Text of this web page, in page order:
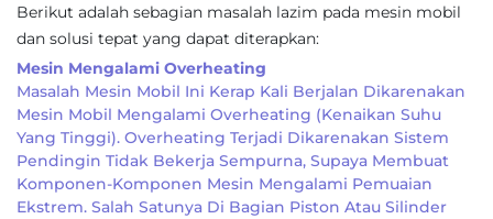
Berikut adalah sebagian masalah lazim pada mesin mobil
dan solusi tepat yang dapat diterapkan:
Mesin Mengalami Overheating
Masalah Mesin Mobil Ini Kerap Kali Berjalan Dikarenakan
Mesin Mobil Mengalami Overheating (kenaikan Suhu
Yang Tinggi). Overheating Terjadi Dikarenakan Sistem
Pendingin Tidak Bekerja Sempurna, Supaya Membuat
Komponen-Komponen Mesin Mengalami Pemuaian
Ekstrem. Salah Satunya Di Bagian Piston Atau Silinder